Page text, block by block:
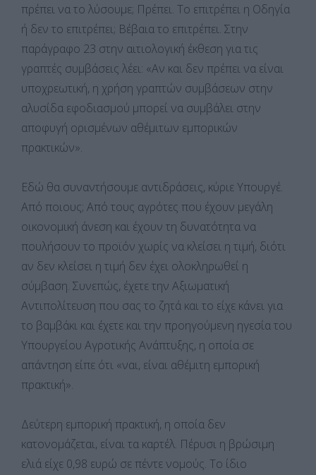
πρέπει να το λύσουμε; Πρέπει. Το επιτρέπει η Οδηγία
ή δεν το επιτρέπει; Βέβαια το επιτρέπει. Στην
παράγραφο 23 στην αιτιολογική έκθεση για τις
γραπτές συμβάσεις λέει: «Αν και δεν πρέπει να είναι
υποχρεωτική, η χρήση γραπτών συμβάσεων στην
αλυσίδα εφοδιασμού μπορεί να συμβάλει στην
αποφυγή ορισμένων αθέμιτων εμπορικών
πρακτικών».
Εδώ θα συναντήσουμε αντιδράσεις, κύριε Υπουργέ.
Από ποιους; Από τους αγρότες που έχουν μεγάλη
οικονομική άνεση και έχουν τη δυνατότητα να
πουλήσουν το προϊόν χωρίς να κλείσει η τιμή, διότι
αν δεν κλείσει η τιμή δεν έχει ολοκληρωθεί η
σύμβαση. Συνεπώς, έχετε την Αξιωματική
Αντιπολίτευση που σας το ζητά και το είχε κάνει για
το βαμβάκι και έχετε και την προηγούμενη ηγεσία του
Υπουργείου Αγροτικής Ανάπτυξης, η οποία σε
απάντηση είπε ότι «ναι, είναι αθέμιτη εμπορική
πρακτική».
Δεύτερη εμπορική πρακτική, η οποία δεν
κατονομάζεται, είναι τα καρτέλ. Πέρυσι η βρώσιμη
ελιά είχε 0,98 ευρώ σε πέντε νομούς. Το ίδιο